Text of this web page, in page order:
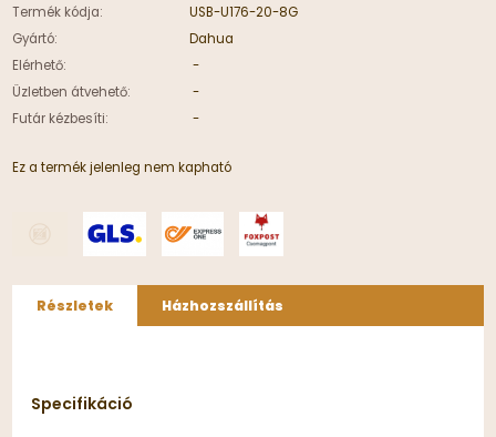
Termék kódja:
USB-U176-20-8G
Gyártó:
Dahua
Elérhető:
-
Üzletben átvehető:
-
Futár kézbesíti:
-
Ez a termék jelenleg nem kapható
Részletek Házhozszállítás
Specifikáció